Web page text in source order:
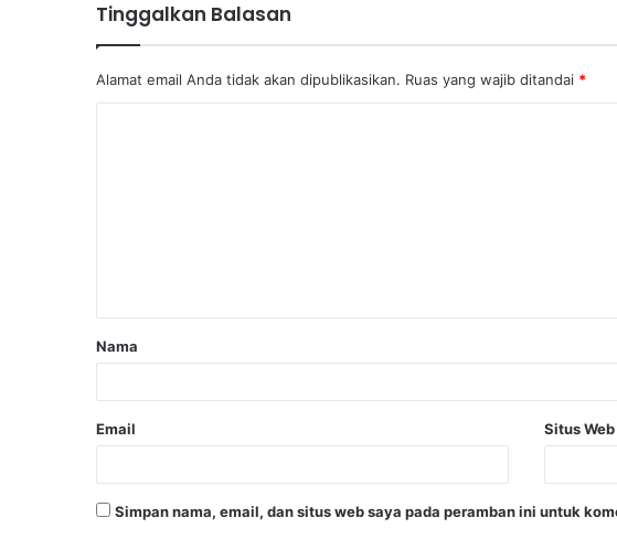
Tinggalkan Balasan
Alamat email Anda tidak akan dipublikasikan. Ruas yang wajib ditandai *
Nama
Email Situs Web
Simpan nama, email, dan situs web saya pada peramban ini untuk